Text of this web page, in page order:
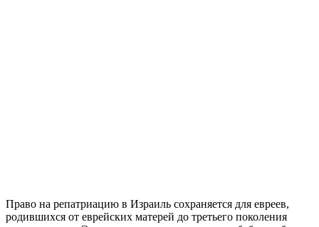
Право на репатриацию в Израиль сохраняется для евреев,
родившихся от еврейских матерей до третьего поколения